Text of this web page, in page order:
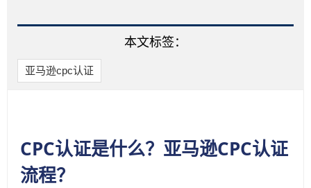
本文标签：
亚马逊cpc认证
CPC认证是什么？亚马逊CPC认证
流程？